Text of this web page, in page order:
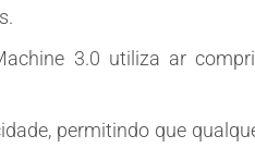
3.0 utiliza ar
permitindo que